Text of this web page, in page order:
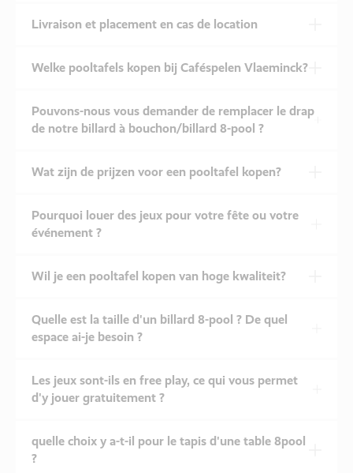
Livraison et placement en cas de location
Welke pooltafels kopen bij Caféspelen Vlaeminck?
Pouvons-nous vous demander de remplacer le drap
de notre billard à bouchon/billard 8-pool ?
Wat zijn de prijzen voor een pooltafel kopen?
Pourquoi louer des jeux pour votre fête ou votre
événement ?
Wil je een pooltafel kopen van hoge kwaliteit?
Quelle est la taille d'un billard 8-pool ? De quel
espace ai-je besoin ?
Les jeux sont-ils en free play, ce qui vous permet
d'y jouer gratuitement ?
quelle choix y a-t-il pour le tapis d'une table 8pool
?